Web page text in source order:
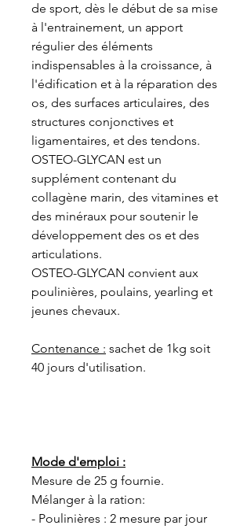
de sport, dès le début de sa mise
à l'entrainement, un apport
régulier des éléments
indispensables à la croissance, à
l'édification et à la réparation des
os, des surfaces articulaires, des
structures conjonctives et
ligamentaires, et des tendons.
OSTEO-GLYCAN est un
supplément contenant du
collagène marin, des vitamines et
des minéraux pour soutenir le
développement des os et des
articulations.
OSTEO-GLYCAN convient aux
poulinières, poulains, yearling et
jeunes chevaux.
Contenance : sachet de 1kg soit
40 jours d'utilisation.
Mode d'emploi :
Mesure de 25 g fournie.
Mélanger à la ration:
- Poulinières : 2 mesure par jour